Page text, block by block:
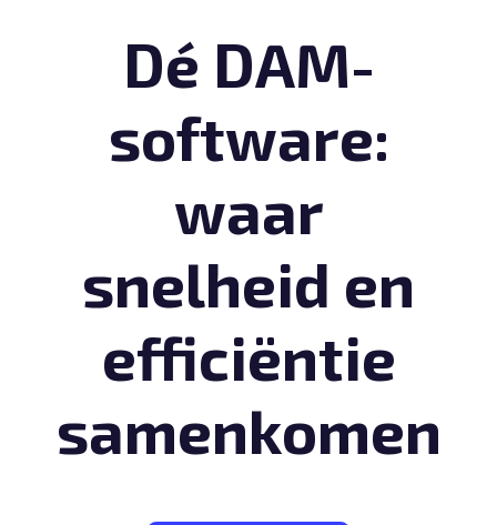
Dé DAM-
software:
waar
snelheid en
efficiëntie
samenkomen